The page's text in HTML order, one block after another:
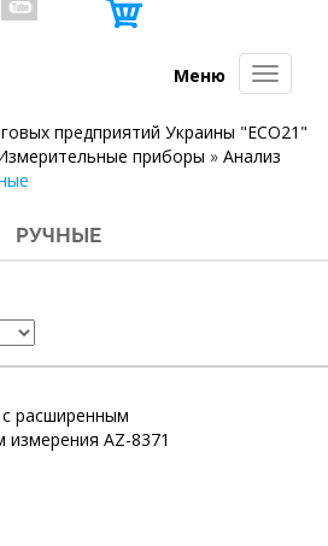
Меню
предприятий Украины "ECO21"
приборы » Анализ
РУЧНЫЕ